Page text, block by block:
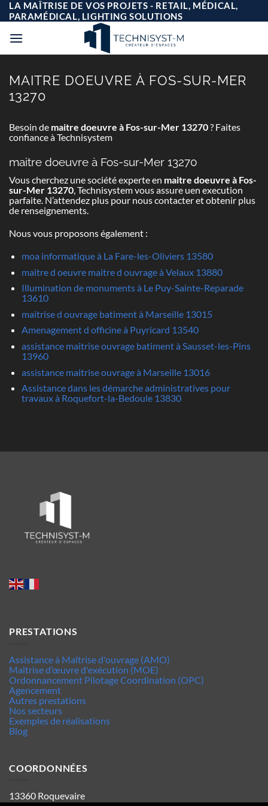
Passer
au
contenu
LA MAÎTRISE DE VOS PROJETS - RETAIL, MÉDICAL,
PARAMÉDICAL, LIGHTING SOLUTIONS
MAITRE DOEUVRE À FOS-SUR-MER
13270
Besoin de maitre doeuvre à Fos-sur-Mer 13270? Faites
confiance à Technisystem
maitre doeuvre à Fos-sur-Mer 13270
Vous cherchez une société experte en maitre doeuvre à Fos-
sur-Mer 13270, Technisystem vous assure uen execution
parfaite. N’attendez plus pour nous contacter et obtenir plus
de renseignements.
Nous vous proposons également :
moa informatique à La Fare-les-Oliviers 13580
maitre d oeuvre maitre d ouvrage à Velaux 13880
Illumination de monuments à Le Puy-Sainte-Reparade
13610
maitrise d ouvrage batiment à Marseille 13015
Amenagement d officine à Puyricard 13540
assistance maitrise ouvrage batiment à Sausset-les-Pins
13960
assistance maitrise ouvrage à Marseille 13016
Assistance dans les démarche administratives pour
travaux à Roquefort-la-Bedoule 13830
PRESTATIONS
Assistance à Maîtrise d'ouvrage (AMO)
Maîtrise d’œuvre d'exécution (MOE)
Ordonnancement Pilotage Coordination (OPC)
Agencement
Autres prestations
Nos secteurs
Exemples de réalisations
Blog
COORDONNÉES
13360 Roquevaire